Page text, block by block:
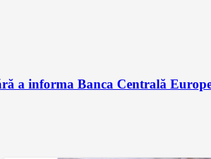
a informa Banca Centrală